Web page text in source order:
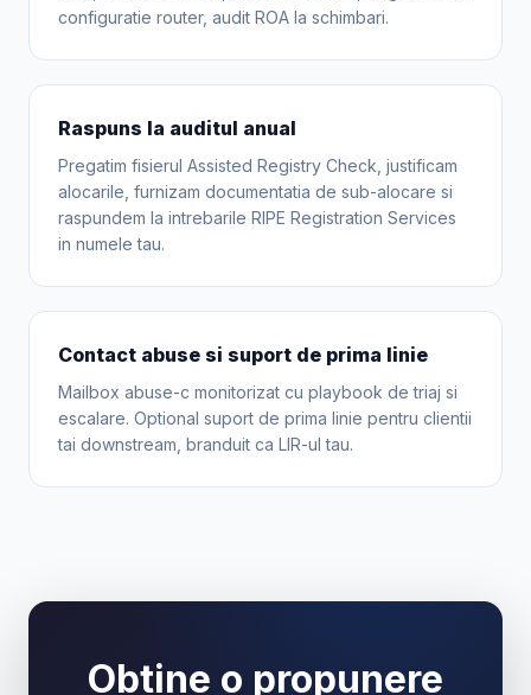
configuratie router, audit ROA la schimbari.
Raspuns la auditul anual
Pregatim fisierul Assisted Registry Check, justificam
alocarile, furnizam documentatia de sub-alocare si
raspundem la intrebarile RIPE Registration Services
in numele tau.
Contact abuse si suport de prima linie
Mailbox abuse-c monitorizat cu playbook de triaj si
escalare. Optional suport de prima linie pentru clientii
tai downstream, branduit ca LIR-ul tau.
Obtine o propunere